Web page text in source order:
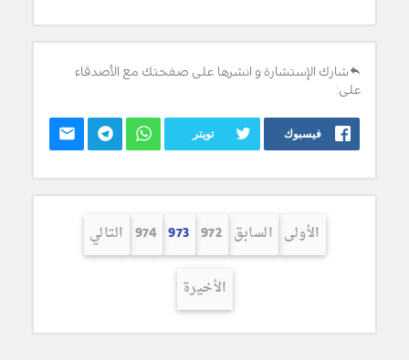
شارك الإستشارة و انشرها على صفحتك مع الأصدقاء
على:
فيسبوك تويتر
الأولى السابق 972
973
974 التالي
الأخيرة